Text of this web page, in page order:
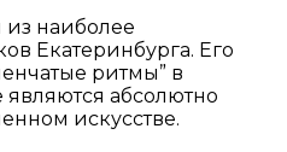
наиболее
Екатеринбурга. Его
ритмы” в
абсолютно
искусстве.